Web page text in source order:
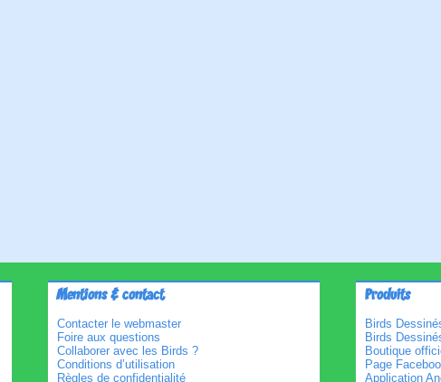
Mentions & contact
Contacter le webmaster
Foire aux questions
Collaborer avec les Birds ?
Conditions d’utilisation
Règles de confidentialité
Produits
Birds
Birds
Boutique
Page
Application